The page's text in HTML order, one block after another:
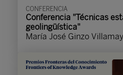
CONFERENCIA
Conferencia "Técnicas
geolingüística"
María José Ginzo